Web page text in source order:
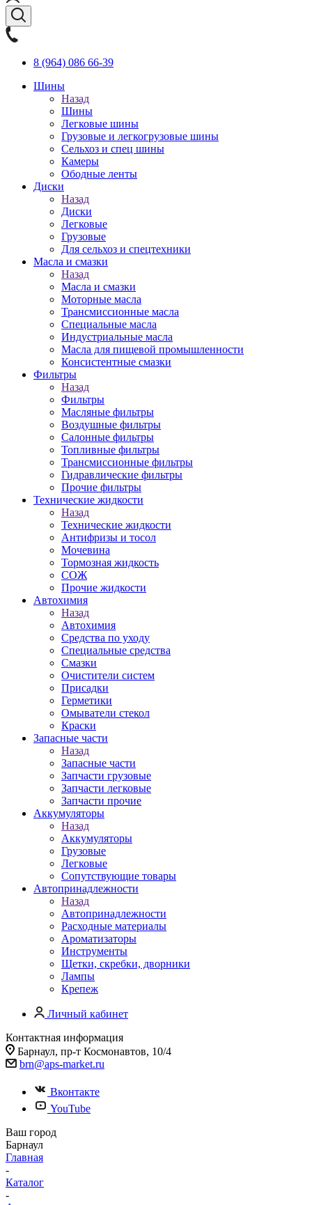
8 (964) 086 66-39
Шины
Назад
Шины
Легковые шины
Грузовые и легкогрузовые шины
Сельхоз и спец шины
Камеры
Ободные ленты
Диски
Назад
Диски
Легковые
Грузовые
Для сельхоз и спецтехники
Масла и смазки
Назад
Масла и смазки
Моторные масла
Трансмиссионные масла
Специальные масла
Индустриальные масла
Масла для пищевой промышленности
Консистентные смазки
Фильтры
Назад
Фильтры
Масляные фильтры
Воздушные фильтры
Салонные фильтры
Топливные фильтры
Трансмиссионные фильтры
Гидравлические фильтры
Прочие фильтры
Технические жидкости
Назад
Технические жидкости
Антифризы и тосол
Мочевина
Тормозная жидкость
СОЖ
Прочие жидкости
Автохимия
Назад
Автохимия
Средства по уходу
Специальные средства
Смазки
Очистители систем
Присадки
Герметики
Омыватели стекол
Краски
Запасные части
Назад
Запасные части
Запчасти грузовые
Запчасти легковые
Запчасти прочие
Аккумуляторы
Назад
Аккумуляторы
Грузовые
Легковые
Сопутствующие товары
Автопринадлежности
Назад
Автопринадлежности
Расходные материалы
Ароматизаторы
Инструменты
Щетки, скребки, дворники
Лампы
Крепеж
Личный кабинет
Контактная информация
Барнаул, пр-т Космонавтов, 10/4
brn@aps-market.ru
Вконтакте
YouTube
Ваш город
Барнаул
Главная
-
Каталог
-